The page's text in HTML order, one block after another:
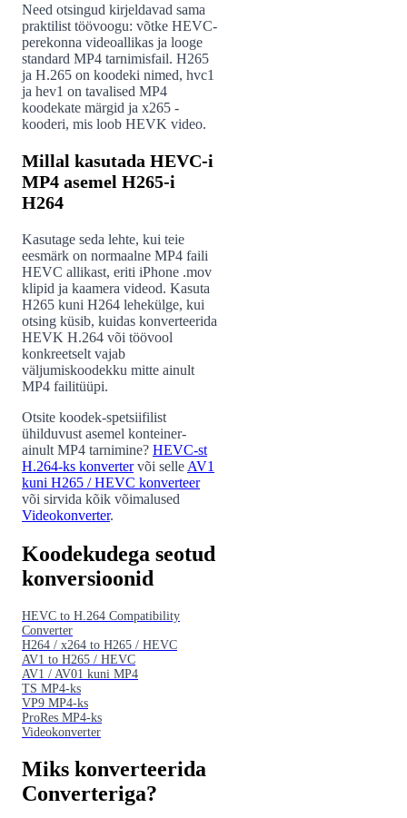
Need otsingud kirjeldavad sama
praktilist töövoogu: võtke HEVC-
perekonna videoallikas ja looge
standard MP4 tarnimisfail. H265
ja H.265 on koodeki nimed, hvc1
ja hev1 on tavalised MP4
koodekate märgid ja x265 -
kooderi, mis loob HEVK video.
Millal kasutada HEVC-i
MP4 asemel H265-i
H264
Kasutage seda lehte, kui teie
eesmärk on normaalne MP4 faili
HEVC allikast, eriti iPhone .mov
klipid ja kaamera videod. Kasuta
H265 kuni H264 lehekülge, kui
otsing küsib, kuidas konverteerida
HEVK H.264 või töövool
konkreetselt vajab
väljumiskoodekku mitte ainult
MP4 failitüüpi.
Otsite koodek-spetsiifilist
ühilduvust asemel konteiner-
ainult MP4 tarnimine? HEVC-st
H.264-ks konvertervõi selle AV1
kuni H265 / HEVC konverteer
või sirvida kõik võimalused
Videokonverter.
Koodekudega seotud
konversioonid
HEVC to H.264 Compatibility
Converter
H264 / x264 to H265 / HEVC
AV1 to H265 / HEVC
AV1 / AV01 kuni MP4
TS MP4-ks
VP9 MP4-ks
ProRes MP4-ks
Videokonverter
Miks konverteerida
Converteriga?